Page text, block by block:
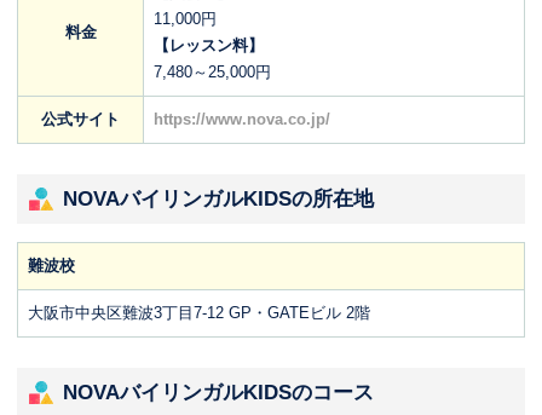
料金
11,000円
【レッスン料】
7,480～25,000円
公式サイト https://www.nova.co.jp/
NOVAバイリンガルKIDSの所在地
難波校
大阪市中央区難波3丁目7-12 GP・GATEビル 2階
NOVAバイリンガルKIDSのコース